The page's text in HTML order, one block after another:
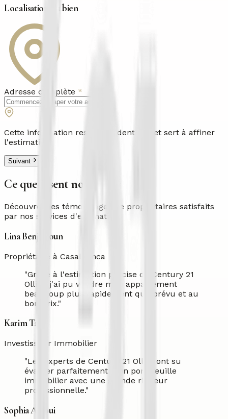
Localisation du bien
Adresse complète *
Cette information reste confidentielle et sert à affiner
l'estimation
Suivant
Ce que disent nos clients
Découvrez les témoignages de propriétaires satisfaits
par nos services d'estimation.
Lina Benjelloun
Propriétaire à Casablanca
"Grâce à l'estimation précise de Century 21
Ollier, j'ai pu vendre mon appartement
beaucoup plus rapidement que prévu et au
bon prix."
Karim Tazi
Investisseur Immobilier
"Les experts de Century 21 Ollier ont su
évaluer parfaitement mon portefeuille
immobilier avec une grande rigueur
professionnelle."
Sophia Alaoui